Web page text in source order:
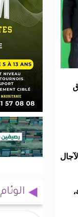
الآجال
الوئام TV